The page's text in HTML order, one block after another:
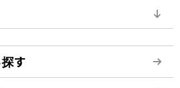
す